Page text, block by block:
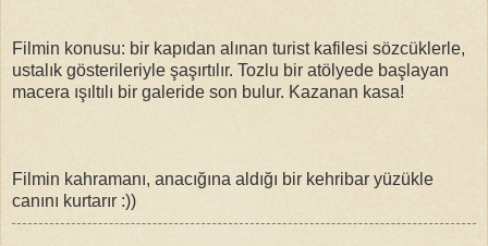
Filmin konusu: bir kapıdan alınan turist kafilesi sözcüklerle,
ustalık gösterileriyle şaşırtılır. Tozlu bir atölyede başlayan
macera ışıltılı bir galeride son bulur. Kazanan kasa!
Filmin kahramanı, anacığına aldığı bir kehribar yüzükle
canını kurtarır :))